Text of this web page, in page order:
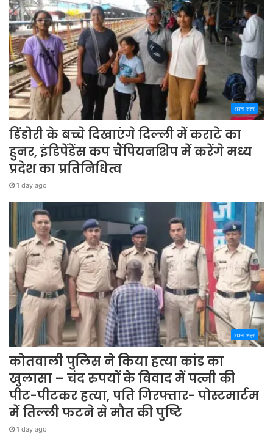
अपना शहर
डिंडोरी के बच्चे दिखाएंगे दिल्ली में कराटे का
हुनर, इंडिपेंडेंस कप चैंपियनशिप में करेंगे मध्य
प्रदेश का प्रतिनिधित्व
1 day ago
अपना शहर
कोतवाली पुलिस ने किया हत्या कांड का
खुलासा – चंद रुपयों के विवाद में पत्नी की
पीट-पीटकर हत्या, पति गिरफ्तार- पोस्टमार्टम
में तिल्ली फटने से मौत की पुष्टि
1 day ago